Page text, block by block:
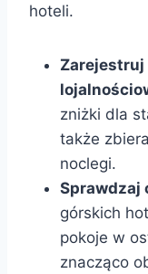
hoteli.
Zarejestruj
zniżki dla
także
noclegi.
Sprawdzaj
górskich
pokoje w
znacząco